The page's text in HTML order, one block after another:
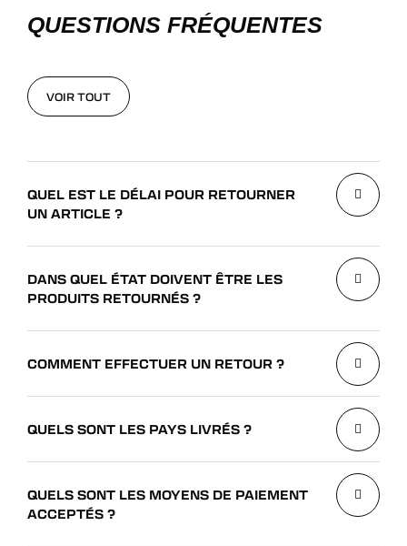
QUESTIONS FRÉQUENTES
VOIR TOUT
QUEL EST LE DÉLAI POUR RETOURNER
UN ARTICLE ?
DANS QUEL ÉTAT DOIVENT ÊTRE LES
PRODUITS RETOURNÉS ?
COMMENT EFFECTUER UN RETOUR ?
QUELS SONT LES PAYS LIVRÉS ?
QUELS SONT LES MOYENS DE PAIEMENT
ACCEPTÉS ?